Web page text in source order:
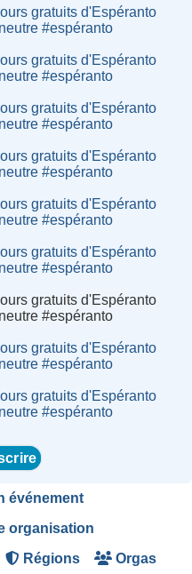
gratuits d'Espéranto
#espéranto
gratuits d'Espéranto
#espéranto
gratuits d'Espéranto
#espéranto
gratuits d'Espéranto
#espéranto
gratuits d'Espéranto
#espéranto
gratuits d'Espéranto
#espéranto
gratuits d'Espéranto
#espéranto
gratuits d'Espéranto
#espéranto
gratuits d'Espéranto
#espéranto
événement
organisation
Régions Orgas